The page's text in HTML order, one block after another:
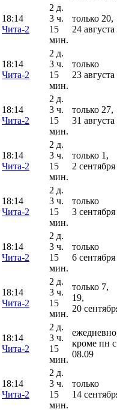
18:14
Чита-2
2 д.
3 ч.
15
мин.
только 20,
24 августа
18:14
Чита-2
2 д.
3 ч.
15
мин.
только
23 августа
18:14
Чита-2
2 д.
3 ч.
15
мин.
только 27,
31 августа
18:14
Чита-2
2 д.
3 ч.
15
мин.
только 1,
2 сентября
18:14
Чита-2
2 д.
3 ч.
15
мин.
только
3 сентября
18:14
Чита-2
2 д.
3 ч.
15
мин.
только
6 сентября
18:14
Чита-2
2 д.
3 ч.
15
мин.
только 7,
19,
20
18:14
Чита-2
2 д.
3 ч.
15
мин.
кроме пн с
08.09
18:14
Чита-2
2 д.
3 ч.
15
мин.
только
14